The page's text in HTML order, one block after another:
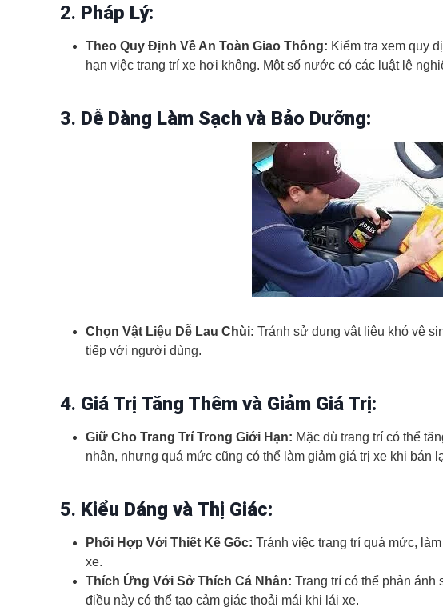
2. Pháp Lý:
Theo Quy Định Về An Toàn Giao Thông: Kiểm tra xem quy
hạn việc trang trí xe hơi không. Một số nước có các luật lệ
3. Dễ Dàng Làm Sạch và Bảo Dưỡng:
Chọn Vật Liệu Dễ Lau Chùi: Tránh sử dụng vật liệu khó vệ
tiếp với người dùng.
4. Giá Trị Tăng Thêm và Giảm Giá Trị:
Giữ Cho Trang Trí Trong Giới Hạn: Mặc dù trang trí có thể
nhân, nhưng quá mức cũng có thể làm giảm giá trị xe khi bán
5. Kiểu Dáng và Thị Giác:
Phối Hợp Với Thiết Kế Gốc: Tránh việc trang trí quá mức,
xe.
Thích Ứng Với Sở Thích Cá Nhân: Trang trí có thể phản ánh
điều này có thể tạo cảm giác thoải mái khi lái xe.